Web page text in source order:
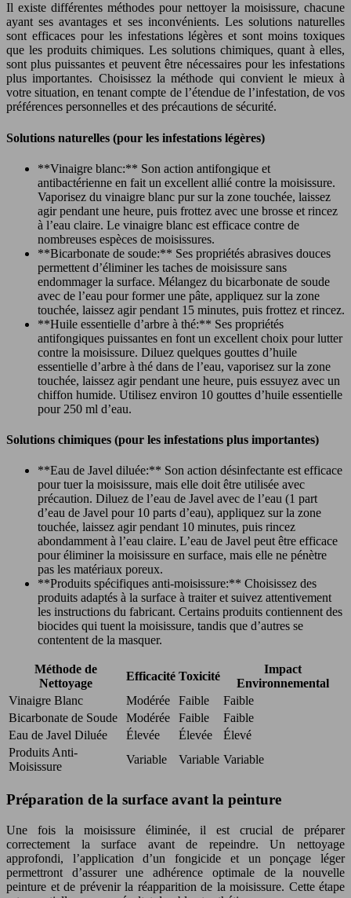
Il existe différentes méthodes pour nettoyer la moisissure, chacune
ayant ses avantages et ses inconvénients. Les solutions naturelles
sont efficaces pour les infestations légères et sont moins toxiques
que les produits chimiques. Les solutions chimiques, quant à elles,
sont plus puissantes et peuvent être nécessaires pour les infestations
plus importantes. Choisissez la méthode qui convient le mieux à
votre situation, en tenant compte de l’étendue de l’infestation, de vos
préférences personnelles et des précautions de sécurité.
Solutions naturelles (pour les infestations légères)
**Vinaigre blanc:** Son action antifongique et
antibactérienne en fait un excellent allié contre la moisissure.
Vaporisez du vinaigre blanc pur sur la zone touchée, laissez
agir pendant une heure, puis frottez avec une brosse et rincez
à l’eau claire. Le vinaigre blanc est efficace contre de
nombreuses espèces de moisissures.
**Bicarbonate de soude:** Ses propriétés abrasives douces
permettent d’éliminer les taches de moisissure sans
endommager la surface. Mélangez du bicarbonate de soude
avec de l’eau pour former une pâte, appliquez sur la zone
touchée, laissez agir pendant 15 minutes, puis frottez et rincez.
**Huile essentielle d’arbre à thé:** Ses propriétés
antifongiques puissantes en font un excellent choix pour lutter
contre la moisissure. Diluez quelques gouttes d’huile
essentielle d’arbre à thé dans de l’eau, vaporisez sur la zone
touchée, laissez agir pendant une heure, puis essuyez avec un
chiffon humide. Utilisez environ 10 gouttes d’huile essentielle
pour 250 ml d’eau.
Solutions chimiques (pour les infestations plus importantes)
**Eau de Javel diluée:** Son action désinfectante est efficace
pour tuer la moisissure, mais elle doit être utilisée avec
précaution. Diluez de l’eau de Javel avec de l’eau (1 part
d’eau de Javel pour 10 parts d’eau), appliquez sur la zone
touchée, laissez agir pendant 10 minutes, puis rincez
abondamment à l’eau claire. L’eau de Javel peut être efficace
pour éliminer la moisissure en surface, mais elle ne pénètre
pas les matériaux poreux.
**Produits spécifiques anti-moisissure:** Choisissez des
produits adaptés à la surface à traiter et suivez attentivement
les instructions du fabricant. Certains produits contiennent des
biocides qui tuent la moisissure, tandis que d’autres se
contentent de la masquer.
Méthode de
Nettoyage
Efficacité Toxicité
Impact
Environnemental
Vinaigre Blanc
Modérée Faible
Faible
Bicarbonate de Soude
Modérée Faible
Faible
Eau de Javel Diluée
Élevée Élevée
Élevé
Produits Anti-
Moisissure
Variable Variable Variable
Préparation de la surface avant la peinture
Une fois la moisissure éliminée, il est crucial de préparer
correctement la surface avant de repeindre. Un nettoyage
approfondi, l’application d’un fongicide et un ponçage léger
permettront d’assurer une adhérence optimale de la nouvelle
peinture et de prévenir la réapparition de la moisissure. Cette étape